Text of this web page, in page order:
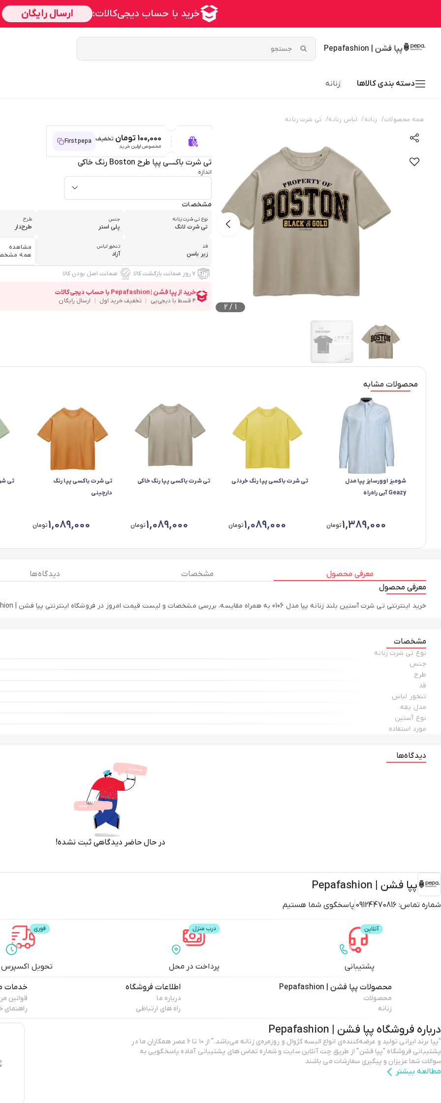
پپا فشن | Pepafashion
دسته بندی کالاها زنانه
همه محصولات/ زنانه/ لباس زنانه/ تی شرت زنانه
1
/
2
100,000 تومان تخفیف
مخصوص اولین خرید
Firstpepa
تی شرت باکسی پپا طرح Boston رنگ خاکی
اندازه
مشخصات
نوع تی شرت زنانه
تی شرت لانگ
جنس
پلی استر
طرح
طرح‌دار
قد
زیر باسن
تنخور لباس
آزاد
مشاهده
همه
۷ روز ضمانت بازگشت کالا ضمانت اصل بودن کالا
محصولات مشابه
شومیز اوورسایز پپا مدل
Geazy آبی راه‌راه
1,389,000تومان
تی شرت باکسی پپا رنگ خردلی
1,089,000تومان
تی شرت باکسی پپا رنگ خاکی
1,089,000تومان
تی شرت باکسی پپا رنگ
دارچینی
1,089,000تومان
تی
معرفی محصول مشخصات
دیدگاه ها
معرفی محصول
خرید اینترنتی تی شرت آستین بلند زنانه پپا مدل 0106 به همراه مقایسه، بررسی مشخصات و لیست قیمت امروز در فروشگاه اینترنتی پپا فشن | Pepafashion
مشخصات
نوع تی شرت زنانه
جنس
طرح
قد
تنخور لباس
مدل یقه
نوع آستین
مورد استفاده
دیدگاه‌ها
در حال حاضر دیدگاهی ثبت نشده!
پپا فشن | Pepafashion
شماره تماس: 09124470816 پاسخگوی شما هستیم
پشتیبانی پرداخت در محل تحویل اکسپرس
محصولات پپا فشن | Pepafashion
محصولات
زنانه
اطلاعات فروشگاه
درباره ما
راه های ارتباطی
خدمات
قوانین
راهنمای
درباره فروشگاه پپا فشن | Pepafashion
"پپا برند ایرانی تولید و عرضه‌کننده‌ی انواع البسه کژوال و روزمره‌ی زنانه می‌باشد." از ۱۰ تا ۶ عصر همکاران ما در
پشتیبانی فروشگاه "پپا فشن" از طریق چت آنلاین سایت و شماره تماس های پشتیبانی آماده پاسخگویی به
سوالات شما عزیزان و پیگیری سفارشات می باشند
مطالعه بیشتر